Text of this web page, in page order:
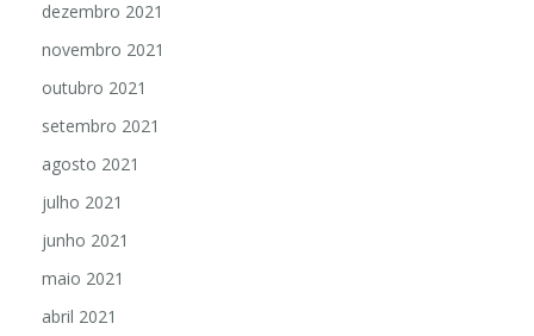
dezembro 2021
novembro 2021
outubro 2021
setembro 2021
agosto 2021
julho 2021
junho 2021
maio 2021
abril 2021